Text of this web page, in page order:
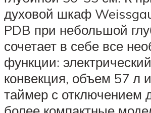
духовой шкаф
PDB при небольшой
сочетает в себе все
функции:
конвекция, объем 57 л
таймер с отключением